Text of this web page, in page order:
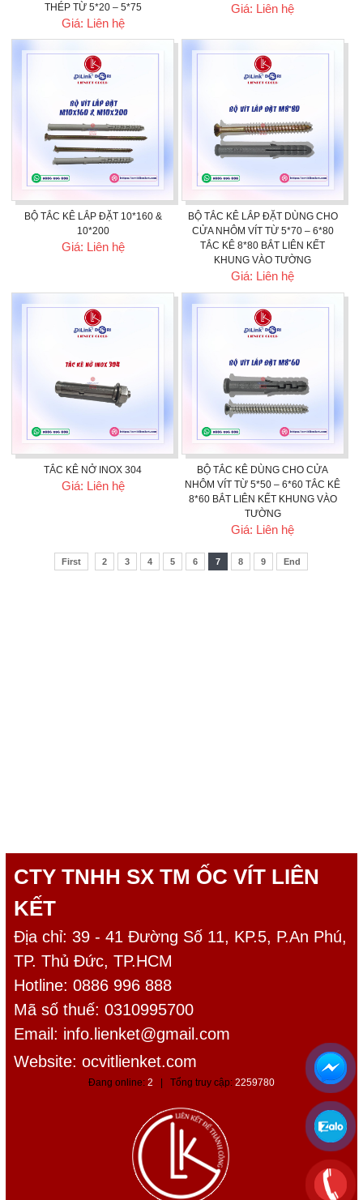
THÉP TỪ 5*20 – 5*75
Giá: Liên hệ
Giá: Liên hệ
BỘ TẮC KÊ LẮP ĐẶT 10*160 &
10*200
Giá: Liên hệ
BỘ TẮC KÊ LẮP ĐẶT DÙNG CHO
CỬA NHÔM VÍT TỪ 5*70 – 6*80
TẮC KÊ 8*80 BẮT LIÊN KẾT
KHUNG VÀO TƯỜNG
Giá: Liên hệ
TẮC KÊ NỞ INOX 304
Giá: Liên hệ
BỘ TẮC KÊ DÙNG CHO CỬA
NHÔM VÍT TỪ 5*50 – 6*60 TẮC KÊ
8*60 BẮT LIÊN KẾT KHUNG VÀO
TƯỜNG
Giá: Liên hệ
First 2 3 4 5 6 7 8 9 End
CTY TNHH SX TM ỐC VÍT LIÊN
KẾT
Địa chỉ: 39 - 41 Đường Số 11, KP.5, P.An Phú,
TP. Thủ Đức, TP.HCM
Hotline: 0886 996 888
Mã số thuế: 0310995700
Email: info.lienket@gmail.com
Website: ocvitlienket.com
Đang online: 2 | Tổng truy cập: 2259780